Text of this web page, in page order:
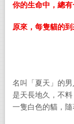
你的生命中，總有
原來，每隻貓的到
名叫「夏天」的
是天長地久，不
一隻白色的貓，隨